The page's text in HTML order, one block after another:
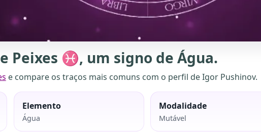
Peixes ♓, um signo de Água.
e compare os traços mais comuns com o perfil de Igor Pushinov.
Elemento
Água
Modalidade
Mutável